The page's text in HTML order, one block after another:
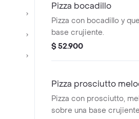
Pizza bocadillo
Pizza con bocadillo y
base crujiente.
$ 52.900
Pizza prosciutto
Pizza con prosciutto,
sobre una base